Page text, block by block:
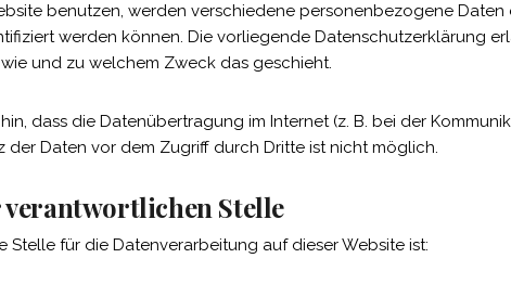
benutzen, werden verschiedene personenbezogene
werden können. Die vorliegende Datenschutzerklärung
und zu welchem Zweck das geschieht.
dass die Datenübertragung im Internet (z. B. bei der
der Daten vor dem Zugriff durch Dritte ist nicht möglich.
Stelle
Stelle für die Datenverarbeitung auf dieser Website ist: